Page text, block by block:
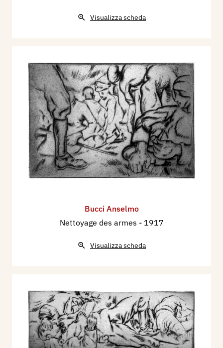
Visualizza scheda
Bucci Anselmo
Nettoyage des armes - 1917
Visualizza scheda